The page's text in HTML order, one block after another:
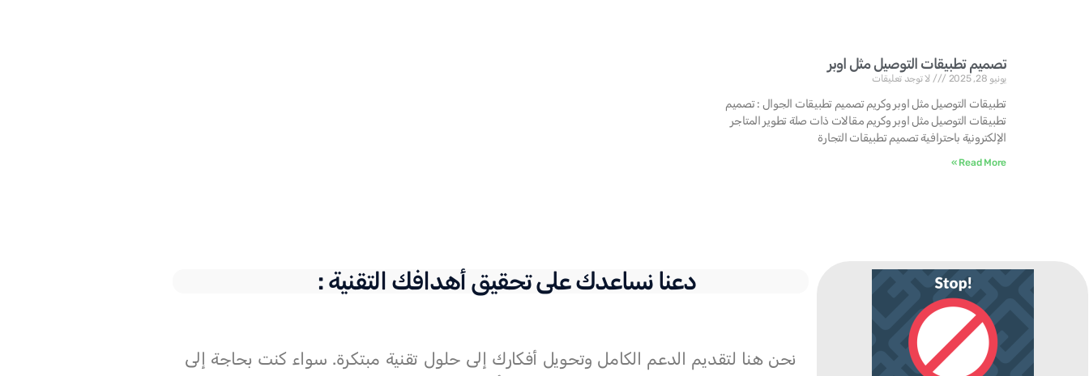
تصميم تطبيقات التوصيل مثل اوبر
يونيو 28, 2025 لا توجد تعليقات
تطبيقات التوصيل مثل اوبر وكريم تصميم تطبيقات الجوال : تصميم
تطبيقات التوصيل مثل اوبر وكريم مقالات ذات صلة تطوير المتاجر
الإلكترونية باحترافية تصميم تطبيقات التجارة
Read More »
دعنا نساعدك على تحقيق أهدافك التقنية :
نحن هنا لتقديم الدعم الكامل وتحويل أفكارك إلى حلول تقنية مبتكرة. سواء كنت بحاجة إلى